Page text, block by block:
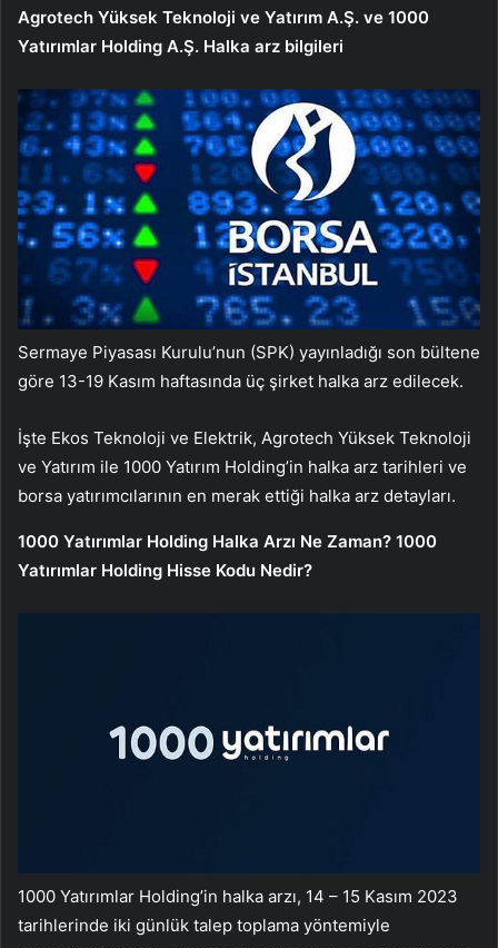
Agrotech Yüksek Teknoloji ve Yatırım A.Ş. ve 1000
Yatırımlar Holding A.Ş. Halka arz bilgileri
Sermaye Piyasası Kurulu’nun (SPK) yayınladığı son bültene
göre 13-19 Kasım haftasında üç şirket halka arz edilecek.
İşte Ekos Teknoloji ve Elektrik, Agrotech Yüksek Teknoloji
ve Yatırım ile 1000 Yatırım Holding’in halka arz tarihleri ​​ve
borsa yatırımcılarının en merak ettiği halka arz detayları.
1000 Yatırımlar Holding Halka Arzı Ne Zaman? 1000
Yatırımlar Holding Hisse Kodu Nedir?
1000 Yatırımlar Holding’in halka arzı, 14 – 15 Kasım 2023
tarihlerinde iki günlük talep toplama yöntemiyle